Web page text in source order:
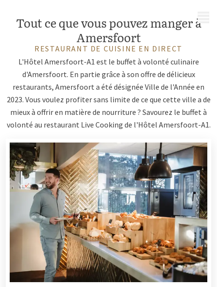
MENU
Tout ce que vous pouvez manger à
Amersfoort
RESTAURANT DE CUISINE EN DIRECT
L'Hôtel Amersfoort-A1 est le buffet à volonté culinaire
d'Amersfoort. En partie grâce à son offre de délicieux
restaurants, Amersfoort a été désignée Ville de l'Année en
2023. Vous voulez profiter sans limite de ce que cette ville a de
mieux à offrir en matière de nourriture ? Savourez le buffet à
volonté au restaurant Live Cooking de l'Hôtel Amersfoort-A1.